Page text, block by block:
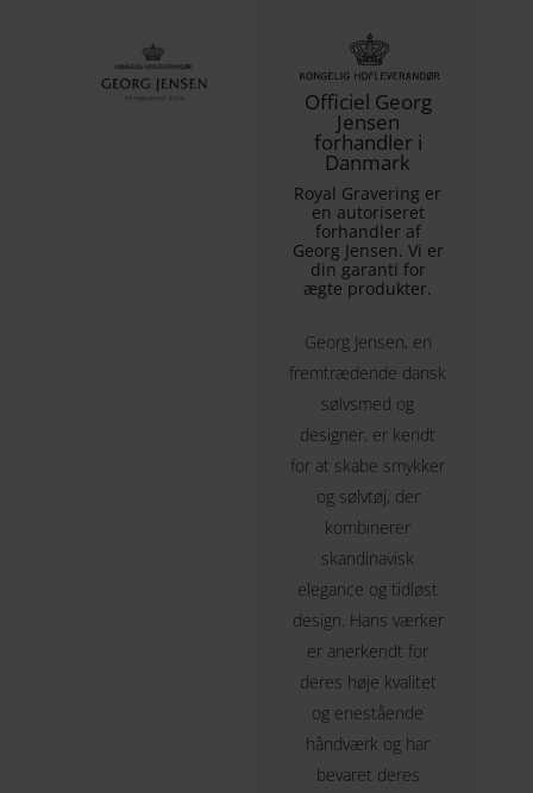
Officiel Georg
Jensen
forhandler i
Danmark
Royal Gravering er
en autoriseret
forhandler af
Georg Jensen. Vi er
din garanti for
ægte produkter.
Georg Jensen, en
fremtrædende dansk
sølvsmed og
designer, er kendt
for at skabe smykker
og sølvtøj, der
kombinerer
skandinavisk
elegance og tidløst
design. Hans værker
er anerkendt for
deres høje kvalitet
og enestående
håndværk og har
bevaret deres